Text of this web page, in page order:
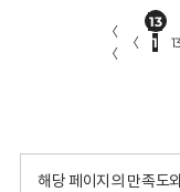
〈
〈
〈
13
1
해당 페이지의 만족도